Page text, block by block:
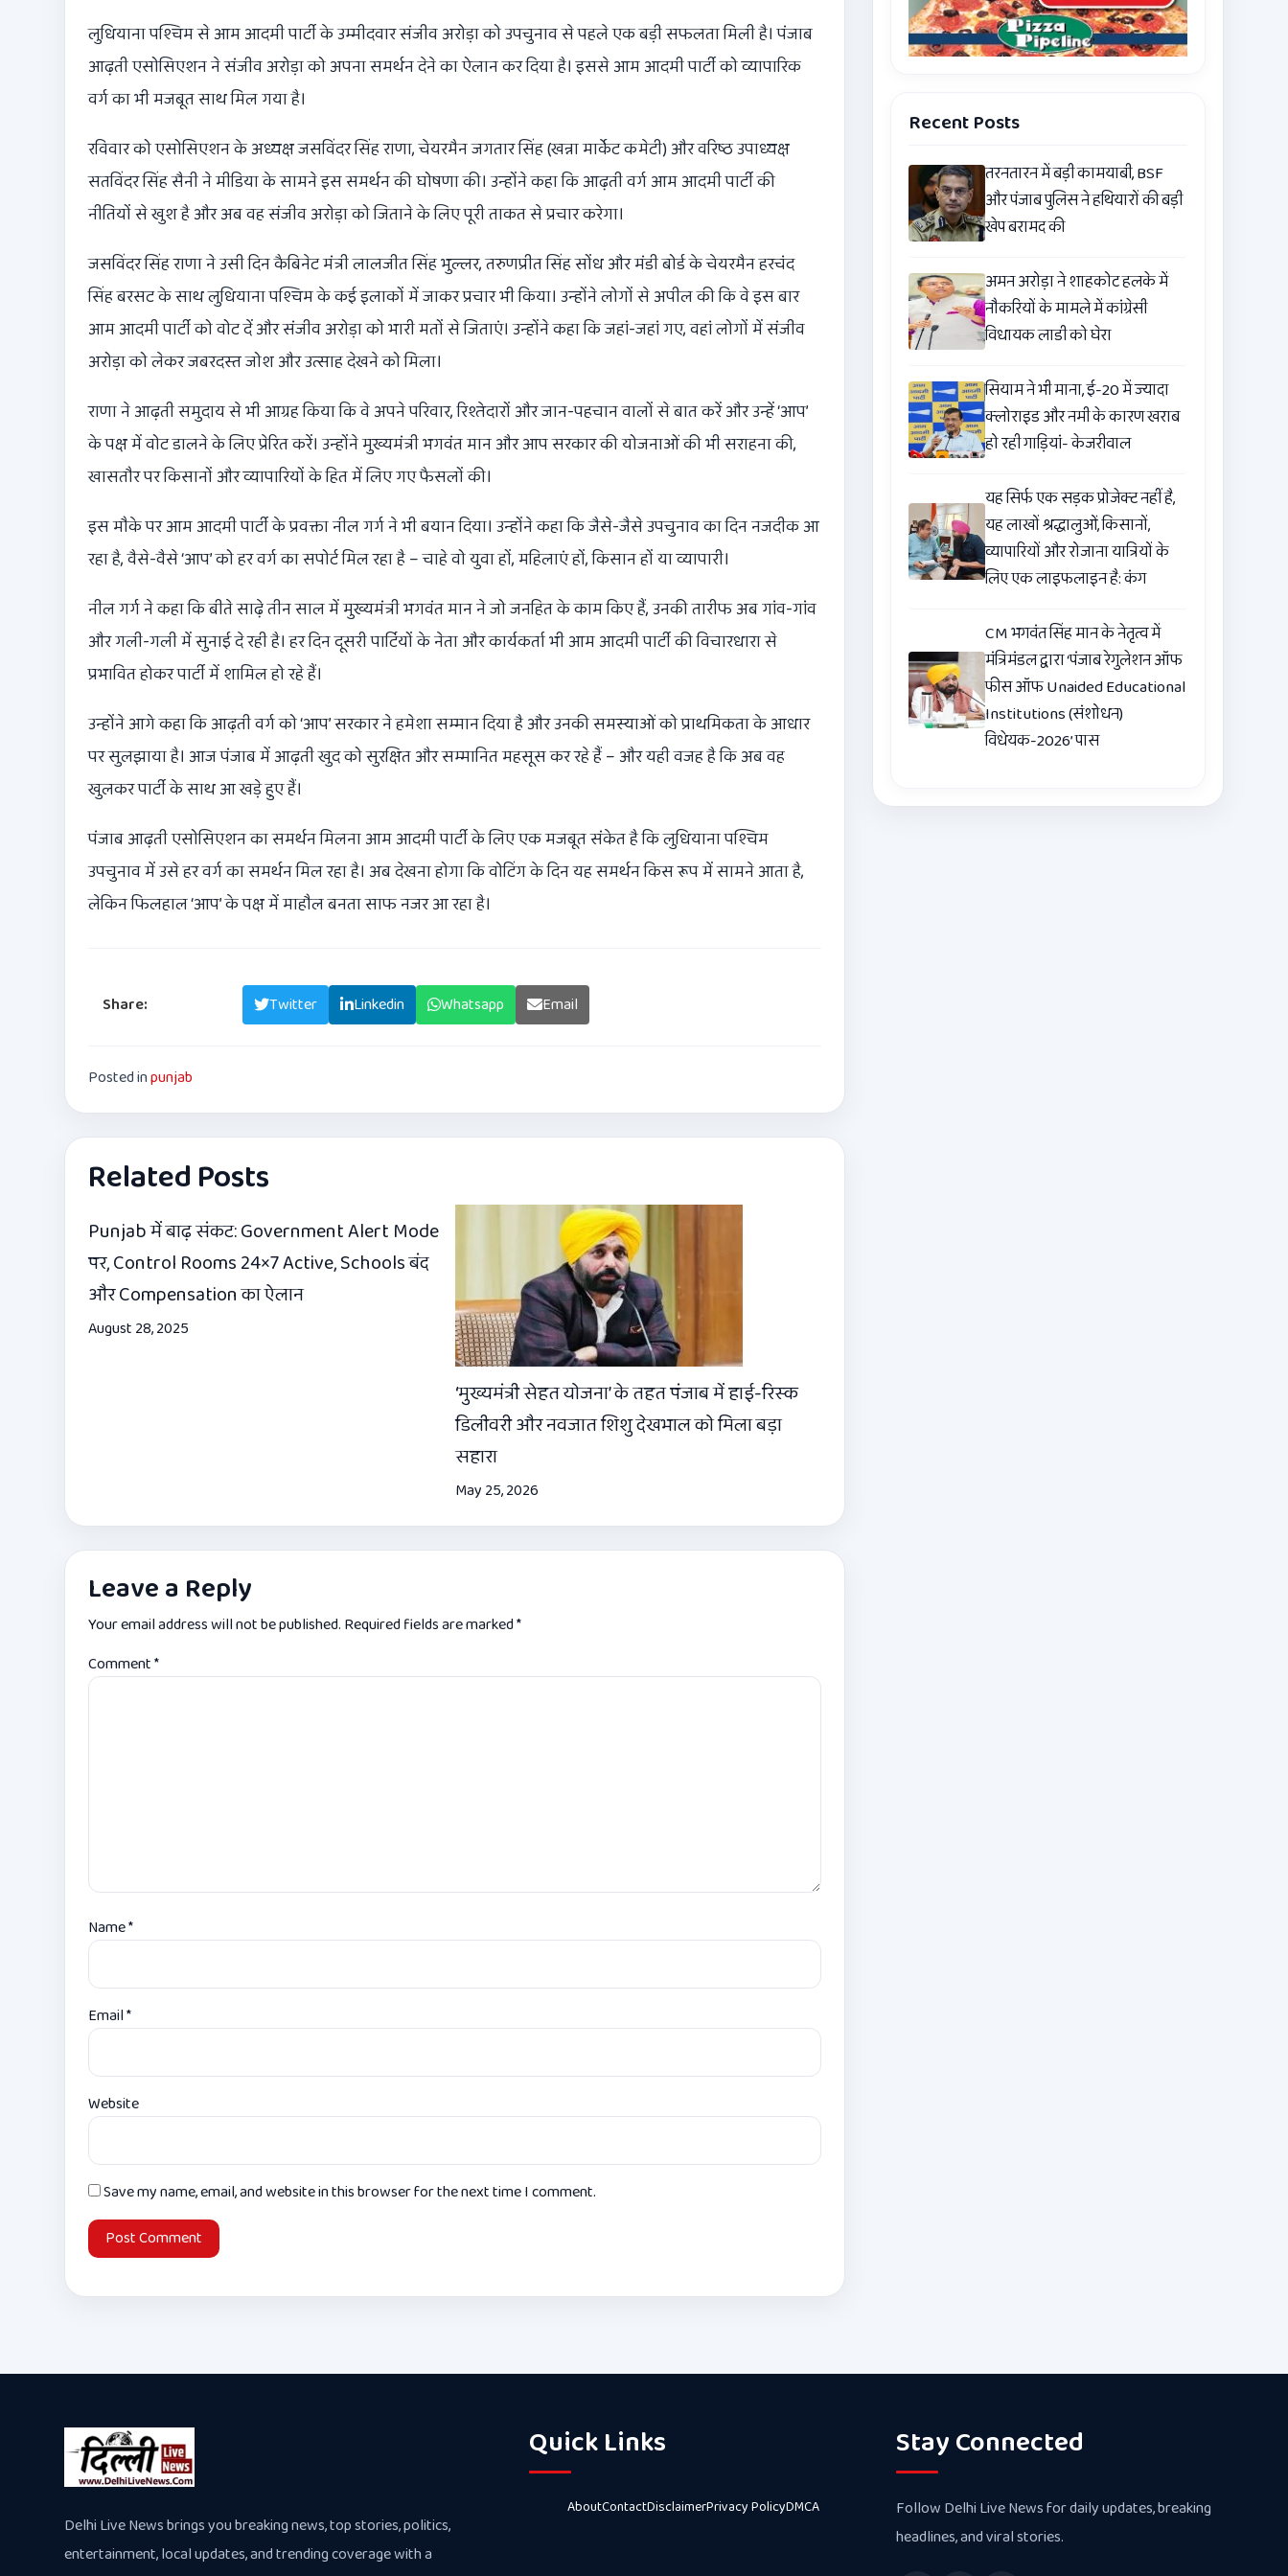
लुधियाना पश्चिम से आम आदमी पार्टी के उम्मीदवार संजीव अरोड़ा को उपचुनाव से पहले एक बड़ी सफलता मिली है। पंजाब
आढ़ती एसोसिएशन ने संजीव अरोड़ा को अपना समर्थन देने का ऐलान कर दिया है। इससे आम आदमी पार्टी को व्यापारिक
वर्ग का भी मजबूत साथ मिल गया है।
रविवार को एसोसिएशन के अध्यक्ष जसविंदर सिंह राणा, चेयरमैन जगतार सिंह (खन्ना मार्केट कमेटी) और वरिष्ठ उपाध्यक्ष
सतविंदर सिंह सैनी ने मीडिया के सामने इस समर्थन की घोषणा की। उन्होंने कहा कि आढ़ती वर्ग आम आदमी पार्टी की
नीतियों से खुश है और अब वह संजीव अरोड़ा को जिताने के लिए पूरी ताकत से प्रचार करेगा।
जसविंदर सिंह राणा ने उसी दिन कैबिनेट मंत्री लालजीत सिंह भुल्लर, तरुणप्रीत सिंह सोंध और मंडी बोर्ड के चेयरमैन हरचंद
सिंह बरसट के साथ लुधियाना पश्चिम के कई इलाकों में जाकर प्रचार भी किया। उन्होंने लोगों से अपील की कि वे इस बार
आम आदमी पार्टी को वोट दें और संजीव अरोड़ा को भारी मतों से जिताएं। उन्होंने कहा कि जहां-जहां गए, वहां लोगों में संजीव
अरोड़ा को लेकर जबरदस्त जोश और उत्साह देखने को मिला।
राणा ने आढ़ती समुदाय से भी आग्रह किया कि वे अपने परिवार, रिश्तेदारों और जान-पहचान वालों से बात करें और उन्हें ‘आप’
के पक्ष में वोट डालने के लिए प्रेरित करें। उन्होंने मुख्यमंत्री भगवंत मान और आप सरकार की योजनाओं की भी सराहना की,
खासतौर पर किसानों और व्यापारियों के हित में लिए गए फैसलों की।
इस मौके पर आम आदमी पार्टी के प्रवक्ता नील गर्ग ने भी बयान दिया। उन्होंने कहा कि जैसे-जैसे उपचुनाव का दिन नजदीक आ
रहा है, वैसे-वैसे ‘आप’ को हर वर्ग का सपोर्ट मिल रहा है – चाहे वो युवा हों, महिलाएं हों, किसान हों या व्यापारी।
नील गर्ग ने कहा कि बीते साढ़े तीन साल में मुख्यमंत्री भगवंत मान ने जो जनहित के काम किए हैं, उनकी तारीफ अब गांव-गांव
और गली-गली में सुनाई दे रही है। हर दिन दूसरी पार्टियों के नेता और कार्यकर्ता भी आम आदमी पार्टी की विचारधारा से
प्रभावित होकर पार्टी में शामिल हो रहे हैं।
उन्होंने आगे कहा कि आढ़ती वर्ग को ‘आप’ सरकार ने हमेशा सम्मान दिया है और उनकी समस्याओं को प्राथमिकता के आधार
पर सुलझाया है। आज पंजाब में आढ़ती खुद को सुरक्षित और सम्मानित महसूस कर रहे हैं – और यही वजह है कि अब वह
खुलकर पार्टी के साथ आ खड़े हुए हैं।
पंजाब आढ़ती एसोसिएशन का समर्थन मिलना आम आदमी पार्टी के लिए एक मजबूत संकेत है कि लुधियाना पश्चिम
उपचुनाव में उसे हर वर्ग का समर्थन मिल रहा है। अब देखना होगा कि वोटिंग के दिन यह समर्थन किस रूप में सामने आता है,
लेकिन फिलहाल ‘आप’ के पक्ष में माहौल बनता साफ नजर आ रहा है।
Share: Twitter Linkedin Whatsapp Email
Posted inpunjab
Related Posts
Punjab में बाढ़ संकट: Government Alert Mode
पर, Control Rooms 24×7 Active, Schools बंद
और Compensation का ऐलान
August 28, 2025
‘मुख्यमंत्री सेहत योजना’ के तहत पंजाब में हाई-रिस्क
डिलीवरी और नवजात शिशु देखभाल को मिला बड़ा
सहारा
May 25, 2026
Leave a Reply
Your email address will not be published. Required fields are marked*
Comment*
Name*
Email*
Website
Save my name, email, and website in this browser for the next time I comment.
Recent Posts
तरनतारन में बड़ी कामयाबी, BSF
और पंजाब पुलिस ने हथियारों की बड़ी
खेप बरामद की
अमन अरोड़ा ने शाहकोट हलके में
नौकरियों के मामले में कांग्रेसी
विधायक लाडी को घेरा
सियाम ने भी माना, ई-20 में ज्यादा
क्लोराइड और नमी के कारण खराब
हो रही गाड़ियां- केजरीवाल
यह सिर्फ एक सड़क प्रोजेक्ट नहीं है,
यह लाखों श्रद्धालुओं, किसानों,
व्यापारियों और रोजाना यात्रियों के
लिए एक लाइफलाइन है: कंग
CM भगवंत सिंह मान के नेतृत्व में
मंत्रिमंडल द्वारा ‘पंजाब रेगुलेशन ऑफ
फीस ऑफ Unaided Educational
Institutions (संशोधन)
विधेयक-2026’ पास
Delhi Live News brings you breaking news, top stories, politics,
entertainment, local updates, and trending coverage with a
Quick Links
AboutContactDisclaimerPrivacy PolicyDMCA
Stay Connected
Follow Delhi Live News for daily updates, breaking
headlines, and viral stories.